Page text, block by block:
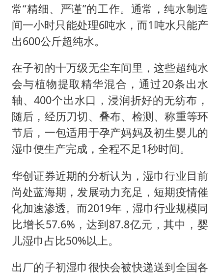
常“精细、严谨”的工作。通常，纯水制造
间一小时只能处理6吨水，而1吨水只能产
出600公斤超纯水。
在子初的十万级无尘车间里，这些超纯水
会与植物提取精华混合，通过20条出水
轴、400个出水口，浸润折好的无纺布，
随后，经历刀切、叠布、检测、称重等环
节后，一包适用于孕产妈妈及初生婴儿的
湿巾便生产完成，全程不足1秒时间。
华创证券近期的分析认为，湿巾行业目前
尚处蓝海期，发展动力充足，短期疫情催
化加速渗透。而2019年，湿巾行业规模同
比增长57.6%，达到87.8亿元，其中，婴
儿湿巾占比50%以上。
出厂的子初湿巾很快会被快递送到全国各